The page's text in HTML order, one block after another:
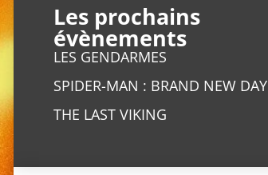
Les prochains
évènements
LES GENDARMES
SPIDER-MAN : BRAND NEW DAY
THE LAST VIKING